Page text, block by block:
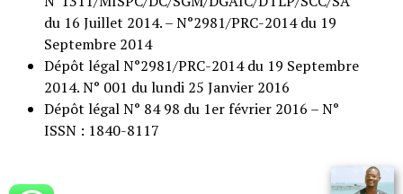
du 16 Juillet 2014. – N°2981/PRC-2014 du 19
Septembre 2014
Dépôt légal N°2981/PRC-2014 du 19 Septembre
2014. N° 001 du lundi 25 Janvier 2016
Dépôt légal N° 84 98 du 1er février 2016 – N°
ISSN : 1840-8117